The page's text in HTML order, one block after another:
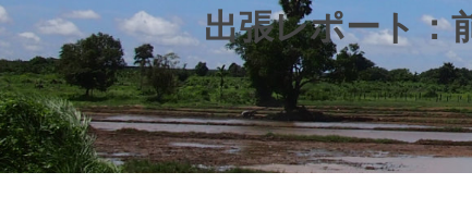
出張レポート：